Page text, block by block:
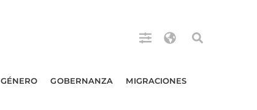
GÉNERO GOBERNANZA MIGRACIONES